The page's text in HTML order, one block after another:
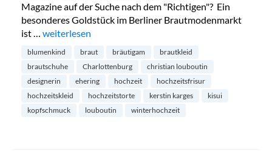
Magazine auf der Suche nach dem "Richtigen"? Ein
besonderes Goldstück im Berliner Brautmodenmarkt
ist … „Hochzeitskleider von Kisui und Brautschuhe von
weiterlesen
blumenkind braut bräutigam
brautkleid
brautschuhe
Charlottenburg
christian louboutin
designerin
ehering hochzeit
hochzeitsfrisur
hochzeitskleid
hochzeitstorte kerstin karges
kisui
kopfschmuck
louboutin winterhochzeit